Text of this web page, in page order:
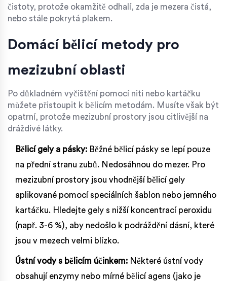
čistoty, protože okamžitě odhalí, zda je mezera čistá,
nebo stále pokrytá plakem.
Domácí bělicí metody pro
mezizubní oblasti
Po důkladném vyčištění pomocí niti nebo kartáčku
můžete přistoupit k bělicím metodám. Musíte však být
opatrní, protože mezizubní prostory jsou citlivější na
dráždivé látky.
Bělicí gely a pásky: Běžné bělicí pásky se lepí pouze
na přední stranu zubů. Nedosáhnou do mezer. Pro
mezizubní prostory jsou vhodnější bělicí gely
aplikované pomocí speciálních šablon nebo jemného
kartáčku. Hledejte gely s nižší koncentrací peroxidu
(např. 3-6 %), aby nedošlo k podráždění dásní, které
jsou v mezech velmi blízko.
Ústní vody s bělicím účinkem: Některé ústní vody
obsahují enzymy nebo mírné bělicí agens (jako je